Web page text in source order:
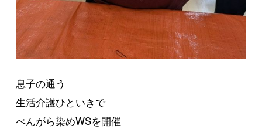
息子の通う
生活介護ひといきで
べんがら染めWSを開催